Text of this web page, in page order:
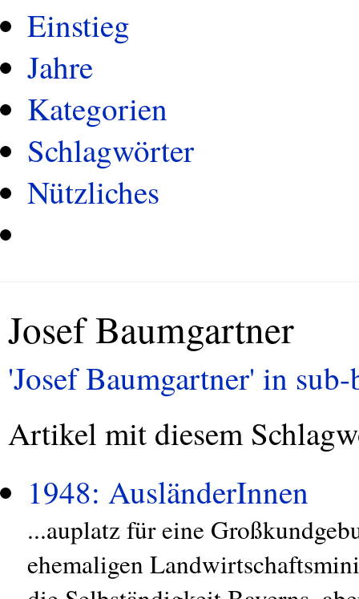
Einstieg
Jahre
Kategorien
Schlagwörter
Nützliches
Josef Baumgartner
'Josef Baumgartner' in
Artikel mit diesem
1948: AusländerInnen
...auplatz für eine
ehemaligen